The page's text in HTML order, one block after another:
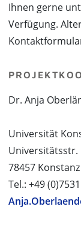
Ihnen gerne
Verfügung.
Dr. Anja
Universität
Universitätsstr.
78457 Konstanz
Tel.: +49